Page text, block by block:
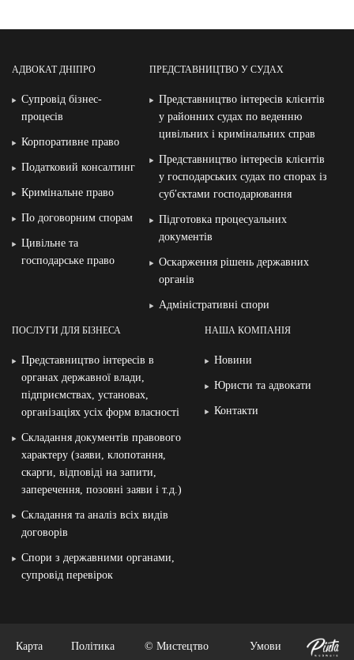
АДВОКАТ ДНІПРО
Супровід бізнес-
процесів
Корпоративне право
Податковий консалтинг
Кримінальне право
По договорним спорам
Цивільне та
господарське право
ПРЕДСТАВНИЦТВО У СУДАХ
Представництво інтересів клієнтів
у районних судах по веденню
цивільних і кримінальних справ
Представництво інтересів клієнтів
у господарських судах по спорах із
суб′єктами господарювання
Підготовка процесуальних
документів
Оскарження рішень державних
органів
Адміністративні спори
ПОСЛУГИ ДЛЯ БІЗНЕСА
Представництво інтересів в
органах державної влади,
підприємствах, установах,
організаціях усіх форм власності
Складання документів правового
характеру (заяви, клопотання,
скарги, відповіді на запити,
заперечення, позовні заяви і т.д.)
Складання та аналіз всіх видів
договорів
Спори з державними органами,
супровід перевірок
НАША КОМПАНІЯ
Новини
Юристи та адвокати
Контакти
Карта
Політика
© Мистецтво
Умови